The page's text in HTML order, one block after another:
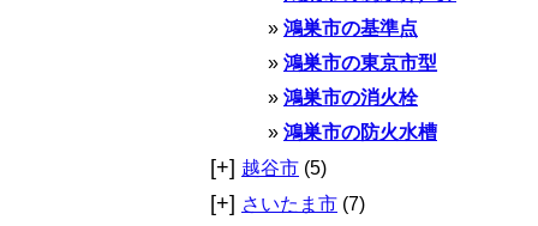
鴻巣市の基準点
鴻巣市の東京市型
鴻巣市の消火栓
鴻巣市の防火水槽
[+] 越谷市 (5)
[+] さいたま市 (7)